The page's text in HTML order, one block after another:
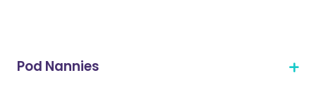
Pod Nannies